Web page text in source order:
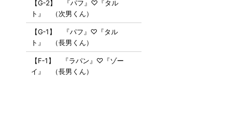
【G-2】 『パフ』♡『タル
ト』 （次男くん）
【G-1】 『パフ』♡『タル
ト』 （長男くん）
【F-1】 『ラパン』♡『ゾー
イ』 （長男くん）